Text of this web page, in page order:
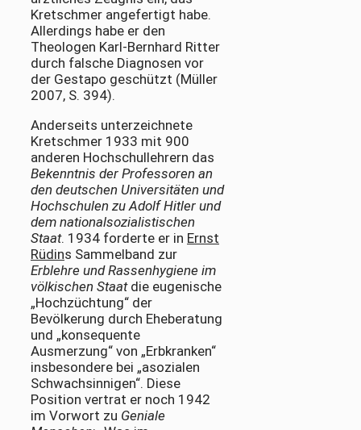
Kretschmer angefertigt habe.
Allerdings habe er den
Theologen Karl-Bernhard Ritter
durch falsche Diagnosen vor
der Gestapo geschützt (Müller
2007, S. 394).
Anderseits unterzeichnete
Kretschmer 1933 mit 900
anderen Hochschullehrern das
Bekenntnis der Professoren an
den deutschen Universitäten und
Hochschulen zu Adolf Hitler und
dem nationalsozialistischen
Staat. 1934 forderte er in Ernst
Rüdins Sammelband zur
Erblehre und Rassenhygiene im
völkischen Staatdie eugenische
„Hochzüchtung“ der
Bevölkerung durch Eheberatung
und „konsequente
Ausmerzung“ von „Erbkranken“
insbesondere bei „asozialen
Schwachsinnigen“. Diese
Position vertrat er noch 1942
im Vorwort zu Geniale